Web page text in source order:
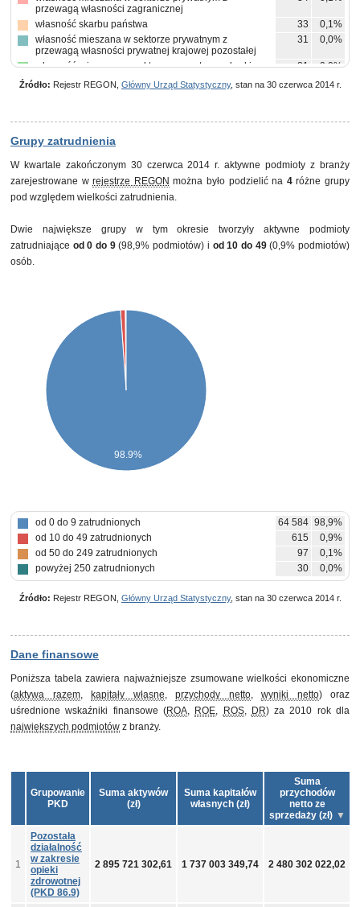
przewagą własności zagranicznej
własność skarbu państwa 33
0,1%
własność mieszana w sektorze prywatnym z
przewagą własności prywatnej krajowej pozostałej
31 0,0%
własność mieszana w sektorze prywatnym z brakiem
31 0,0%
własność państwowych osób prawnych
Źródło: Rejestr REGON, Główny Urząd Statystyczny, stan na 30 czerwca 2014 r.
Grupy zatrudnienia
W kwartale zakończonym 30 czerwca 2014 r. aktywne podmioty z branży
zarejestrowane wrejestrze REGON można było podzielić na 4różne grupy
pod względem wielkości zatrudnienia.
Dwie największe grupy w tym okresie tworzyły aktywne podmioty
zatrudniające od 0 do 9(98,9% podmiotów) i od 10 do 49(0,9% podmiotów)
osób.
98.9%
od 0 do 9 zatrudnionych 64 584 98,9%
od 10 do 49 zatrudnionych
615
0,9%
od 50 do 249 zatrudnionych
97
0,1%
powyżej 250 zatrudnionych
30 0,0%
Źródło: Rejestr REGON, Główny Urząd Statystyczny, stan na 30 czerwca 2014 r.
Dane finansowe
Poniższa tabela zawiera najważniejsze zsumowane wielkości ekonomiczne
(aktywa razem, kapitały własne, przychody netto, wyniki netto) oraz
uśrednione wskaźniki finansowe (ROA, ROE, ROS, DR) za 2010 rok dla
największych podmiotów z branży.
Grupowanie
PKD
Suma aktywów
(zł)
Suma kapitałów
własnych (zł)
Suma
przychodów
netto ze
sprzedaży (zł)
1
Pozostała
działalność
w zakresie
opieki
zdrowotnej
(PKD 86.9)
2 895 721 302,61 1 737 003 349,74 2 480 302 022,02